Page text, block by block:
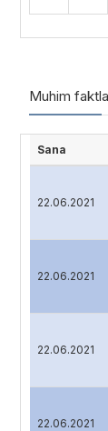
Muhim
Sana
22.06.2021
22.06.2021
22.06.2021
22.06.2021